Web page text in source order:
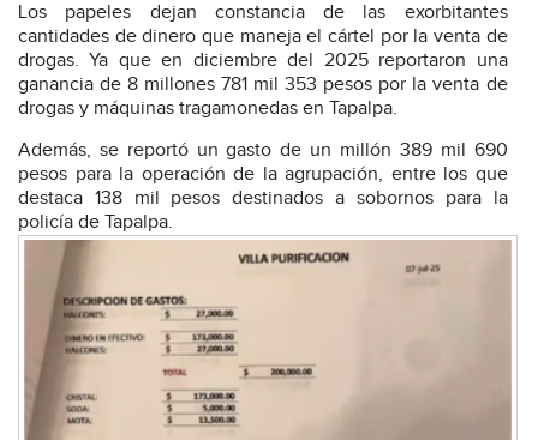
Los papeles dejan constancia de las exorbitantes
cantidades de dinero que maneja el cártel por la venta de
drogas. Ya que en diciembre del 2025 reportaron una
ganancia de 8 millones 781 mil 353 pesos por la venta de
drogas y máquinas tragamonedas en Tapalpa.
Además, se reportó un gasto de un millón 389 mil 690
pesos para la operación de la agrupación, entre los que
destaca 138 mil pesos destinados a sobornos para la
policía de Tapalpa.